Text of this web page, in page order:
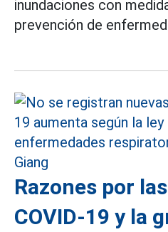
inundaciones con
prevención de
Razones por
COVID-19 y la